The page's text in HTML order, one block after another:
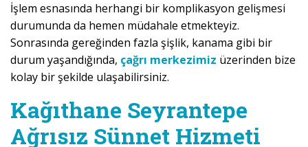
İşlem esnasında herhangi bir komplikasyon gelişmesi
durumunda da hemen müdahale etmekteyiz.
Sonrasında gereğinden fazla şişlik, kanama gibi bir
durum yaşandığında, çağrı merkezimiz üzerinden bize
kolay bir şekilde ulaşabilirsiniz.
Kağıthane Seyrantepe
Ağrısız Sünnet Hizmeti